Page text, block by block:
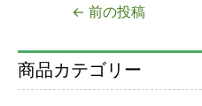
ナ
ビ
← 前の投稿
商品カテゴリー